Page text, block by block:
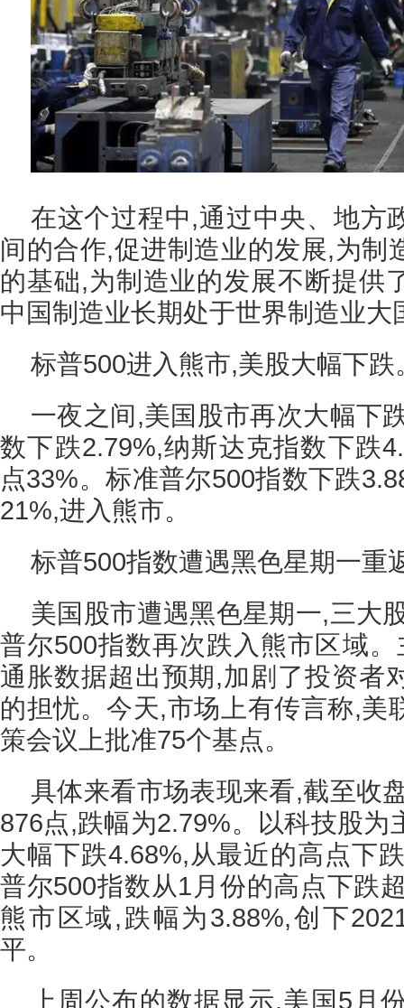
在这个过程中,通过中央、地方
间的合作,促进制造业的发展,为制
的基础,为制造业的发展不断提供
中国制造业长期处于世界制造业大
标普500进入熊市,美股大幅下跌
一夜之间,美国股市再次大幅下
数下跌2.79%,纳斯达克指数下跌
点33%。标准普尔500指数下跌
21%,进入熊市。
标普500指数遭遇黑色星期一重
美国股市遭遇黑色星期一,三大
普尔500指数再次跌入熊市区域
通胀数据超出预期,加剧了投资者
的担忧。今天,市场上有传言称,美
策会议上批准75个基点。
具体来看市场表现来看,截至收
876点,跌幅为2.79%。以科技股为
大幅下跌4.68%,从最近的高点下
普尔500指数从1月份的高点下跌
熊市区域,跌幅为3.88%,创下
平。
上周公布的数据显示,美国5月